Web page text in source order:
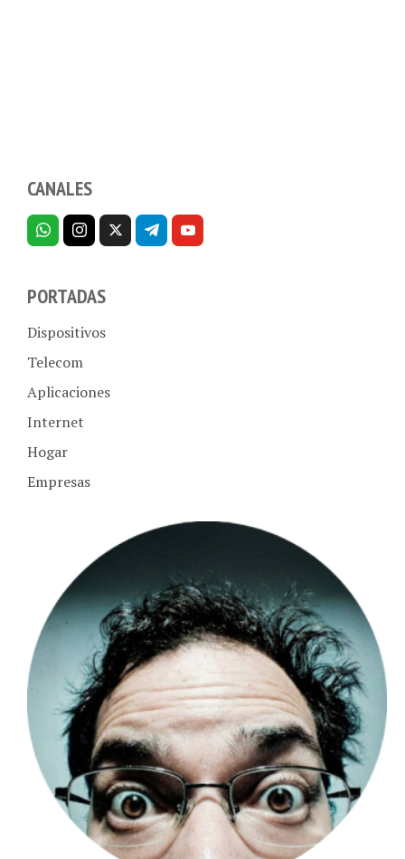
CANALES
PORTADAS
Dispositivos
Telecom
Aplicaciones
Internet
Hogar
Empresas